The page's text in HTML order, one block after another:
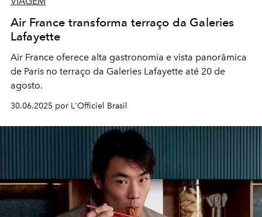
Air France transforma terraço da Galeries
Lafayette
Air France oferece alta gastronomia e vista panorâmica
de Paris no terraço da Galeries Lafayette até 20 de
agosto.
30.06.2025 por L'Officiel Brasil